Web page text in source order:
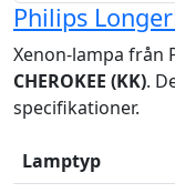
Philips
Xenon-lampa från
CHEROKEE (KK).
specifikationer.
Lamptyp